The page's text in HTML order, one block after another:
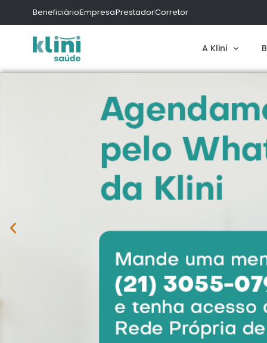
BeneficiárioEmpresaPrestadorCorretor
A Klini